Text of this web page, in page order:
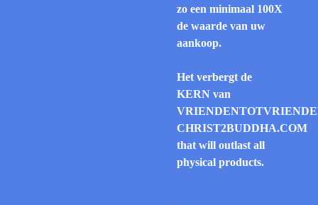
zo een minimaal 100X
de waarde van uw
aankoop.
Het verbergt de
KERN van
CHRIST2BUDDHA.COM
that will outlast all
physical products.